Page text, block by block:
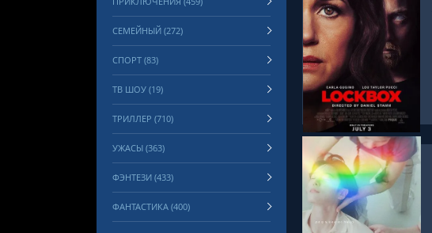
СМОТРЕТЬ ОНЛАЙН
СЕМЕЙНЫЙ (272)
СПОРТ (83)
ТВ ШОУ (19)
ТРИЛЛЕР (710)
УЖАСЫ (363)
ФЭНТЕЗИ (433)
ФАНТАСТИКА (400)